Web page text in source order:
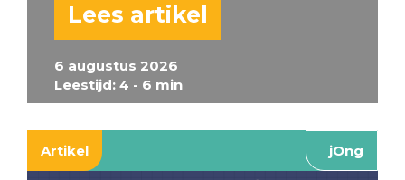
6 augustus 2026
Leestijd: 4 - 6 min
Lees artikel
Artikel jOng